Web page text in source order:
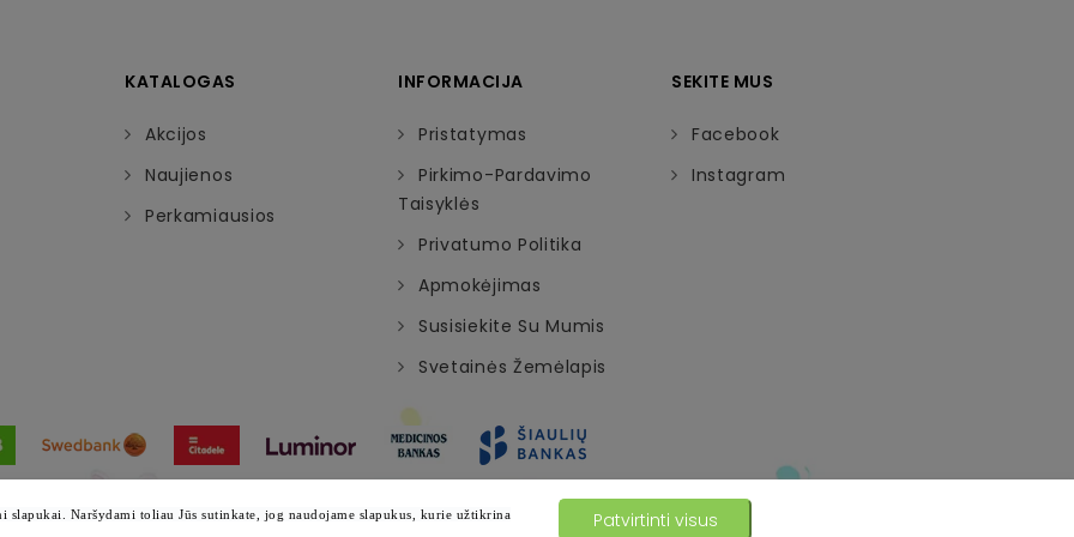
KATALOGAS
Akcijos
Naujienos
Perkamiausios
INFORMACIJA
Pristatymas
Pirkimo-Pardavimo
Taisyklės
Privatumo Politika
Apmokėjimas
Susisiekite Su Mumis
Svetainės Žemėlapis
SEKITE MUS
Facebook
Instagram
slapukai. Naršydami toliau Jūs sutinkate, jog naudojame slapukus, kurie užtikrina
Patvirtinti visus
© 2026 - Visos teisės saugomos emazylis.lt